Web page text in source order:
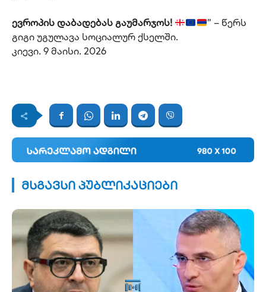
ევროპის დაბადებას გაუმარჯოს!
” – წერს
გიგი უგულავა სოციალურ ქსელში.
კიევი. 9 მაისი. 2026
მსგავსი პუბლიკაციები